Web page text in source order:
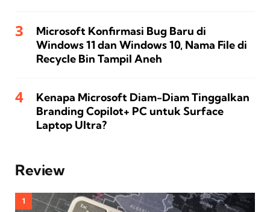
Microsoft Konfirmasi Bug Baru di
Windows 11 dan Windows 10, Nama File di
Recycle Bin Tampil Aneh
Kenapa Microsoft Diam-Diam Tinggalkan
Branding Copilot+ PC untuk Surface
Laptop Ultra?
Review